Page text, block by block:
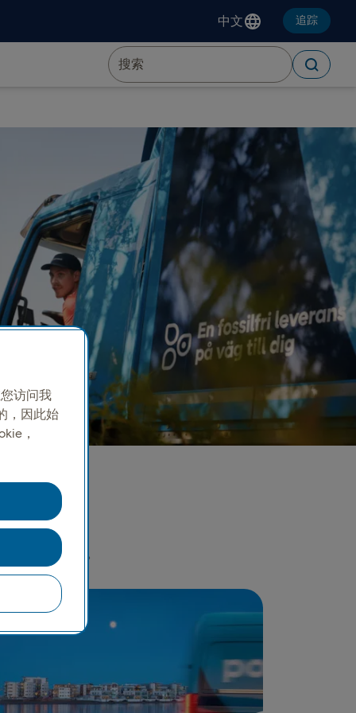
中文 追踪
球
模的可靠性。
访问我
，因此始
，